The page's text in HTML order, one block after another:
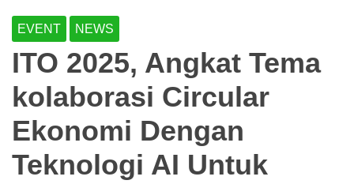
EVENT NEWS
ITO 2025, Angkat Tema
kolaborasi Circular
Ekonomi Dengan
Teknologi AI Untuk